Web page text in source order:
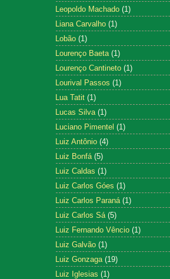
Leopoldo Machado (1)
Liana Carvalho (1)
Lobão (1)
Lourenço Baeta (1)
Lourenço Cantineto (1)
Lourival Passos (1)
Lua Tatit (1)
Lucas Silva (1)
Luciano Pimentel (1)
Luiz Antônio (4)
Luiz Bonfá (5)
Luiz Caldas (1)
Luiz Carlos Góes (1)
Luiz Carlos Paraná (1)
Luiz Carlos Sá (5)
Luiz Fernando Vêncio (1)
Luiz Galvão (1)
Luiz Gonzaga (19)
Luiz Iglesias (1)